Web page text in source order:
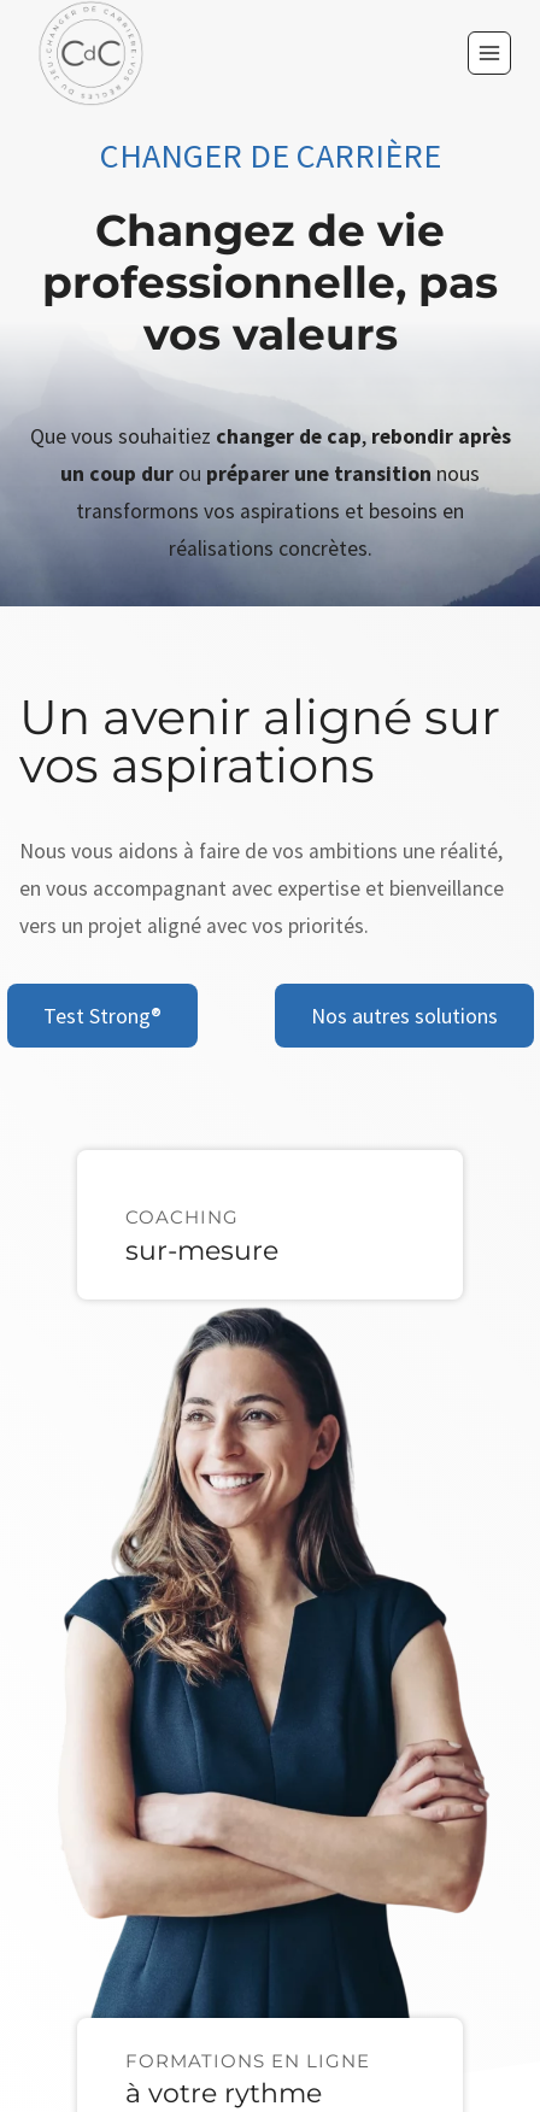
contenu
CHANGER DE CARRIÈRE
Changez de vie
professionnelle, pas
vos valeurs
Que vous souhaitiez changer de cap, rebondir après
un coup dur ou préparer une transitionnous
transformons vos aspirations et besoins en
réalisations concrètes.
Un avenir aligné sur
vos aspirations
Nous vous aidons à faire de vos ambitions une réalité,
en vous accompagnant avec expertise et bienveillance
vers un projet aligné avec vos priorités.
Test Strong® Nos autres solutions
COACHING
sur-mesure
FORMATIONS EN LIGNE
à votre rythme